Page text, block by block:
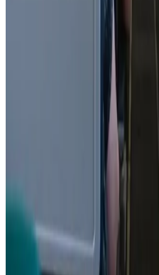
والبحرين وأربيل
غير مسبوقة ضمن رؤية
من بينها جفاف البشرة وانتفاخ المعدة.. 3 أعراض قد تحدث لجسمك